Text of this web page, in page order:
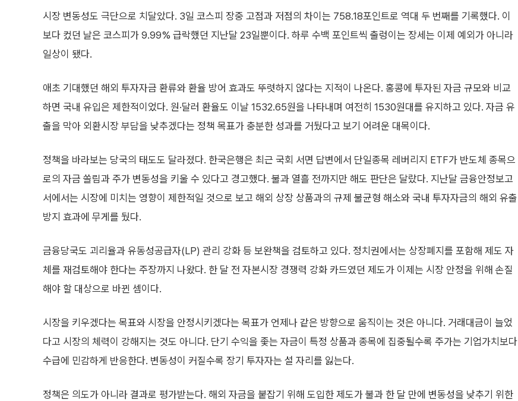
시장 변동성도 극단으로 치달았다. 3일 코스피 장중 고점과 저점의 차이는 758.18포인트로 역대 두 번째를 기록했다. 이
보다 컸던 날은 코스피가 9.99% 급락했던 지난달 23일뿐이다. 하루 수백 포인트씩 출렁이는 장세는 이제 예외가 아니라
일상이 됐다.
애초 기대했던 해외 투자자금 환류와 환율 방어 효과도 뚜렷하지 않다는 지적이 나온다. 홍콩에 투자된 자금 규모와 비교
하면 국내 유입은 제한적이었다. 원·달러 환율도 이날 1532.65원을 나타내며 여전히 1530원대를 유지하고 있다. 자금 유
출을 막아 외환시장 부담을 낮추겠다는 정책 목표가 충분한 성과를 거뒀다고 보기 어려운 대목이다.
정책을 바라보는 당국의 태도도 달라졌다. 한국은행은 최근 국회 서면 답변에서 단일종목 레버리지 ETF가 반도체 종목으
로의 자금 쏠림과 주가 변동성을 키울 수 있다고 경고했다. 불과 열흘 전까지만 해도 판단은 달랐다. 지난달 금융안정보고
서에서는 시장에 미치는 영향이 제한적일 것으로 보고 해외 상장 상품과의 규제 불균형 해소와 국내 투자자금의 해외 유출
방지 효과에 무게를 뒀다.
금융당국도 괴리율과 유동성공급자(LP) 관리 강화 등 보완책을 검토하고 있다. 정치권에서는 상장폐지를 포함해 제도 자
체를 재검토해야 한다는 주장까지 나왔다. 한 달 전 자본시장 경쟁력 강화 카드였던 제도가 이제는 시장 안정을 위해 손질
해야 할 대상으로 바뀐 셈이다.
시장을 키우겠다는 목표와 시장을 안정시키겠다는 목표가 언제나 같은 방향으로 움직이는 것은 아니다. 거래대금이 늘었
다고 시장의 체력이 강해지는 것도 아니다. 단기 수익을 좇는 자금이 특정 상품과 종목에 집중될수록 주가는 기업가치보다
수급에 민감하게 반응한다. 변동성이 커질수록 장기 투자자는 설 자리를 잃는다.
정책은 의도가 아니라 결과로 평가받는다. 해외 자금을 붙잡기 위해 도입한 제도가 불과 한 달 만에 변동성을 낮추기 위한